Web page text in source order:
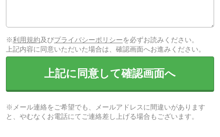
※利用規約及びプライバシーポリシーを必ずお読みください。
上記内容に同意いただいた場合は、確認画面へお進みください。
上記に同意して確認画面へ
※メール連絡をご希望でも、メールアドレスに間違いがあります
と、やむなくお電話にてご連絡差し上げる場合もございます。